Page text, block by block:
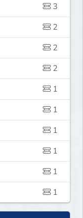
3
2
2
2
1
1
1
1
1
1